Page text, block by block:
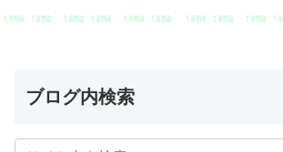
ブログ内検索